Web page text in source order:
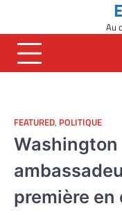
content
Au
FEATURED, POLITIQUE
Washington
première en